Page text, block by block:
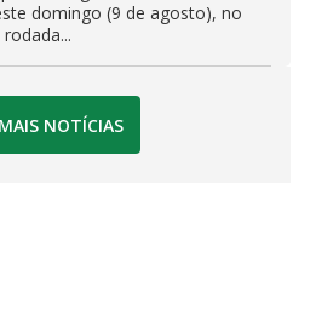
domingo (9 de agosto), no
NOTÍCIAS